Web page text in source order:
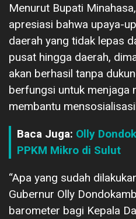
Menurut Bupati
apresiasi bahwa upaya-
daerah yang tidak lepas
pusat hingga daerah,
akan berhasil tanpa
berfungsi untuk menjaga
membantu
Baca Juga: Olly
PPKM Mikro di Sulut
“Apa yang sudah
Gubernur Olly
barometer bagi Kepala